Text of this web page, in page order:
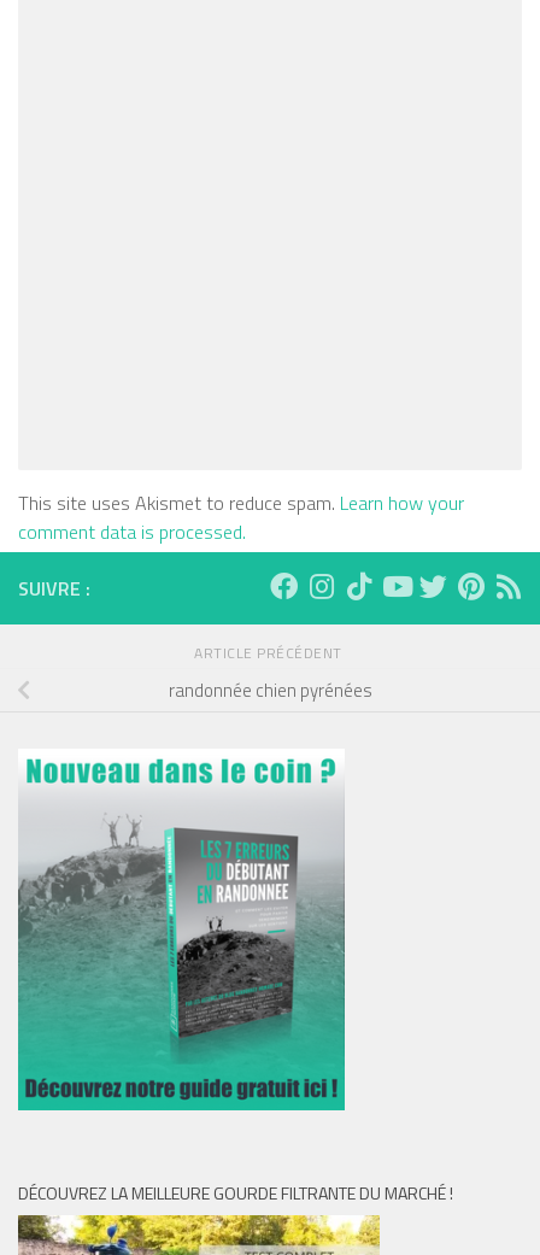
This site uses Akismet to reduce spam. Learn how your
comment data is processed.
SUIVRE :
ARTICLE PRÉCÉDENT
randonnée chien pyrénées
DÉCOUVREZ LA MEILLEURE GOURDE FILTRANTE DU MARCHÉ !